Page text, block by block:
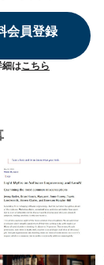
会員登録
細はこちら